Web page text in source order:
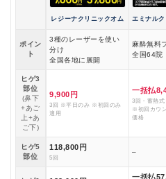
レジーナクリニックオム エミナル
ポイン
ト
3種のレーザーを使い
分け
全国各地に展開
麻酔無料
全国64院
ヒゲ3
部位
(鼻下
+あご
上+あ
ご下)
9,900円
3回 ※平日のみ ※初回のみ
適用
一括払
3回・蓄熱
※初回カウ
価格
ヒゲ5
部位
118,800円
5回
–
一括払